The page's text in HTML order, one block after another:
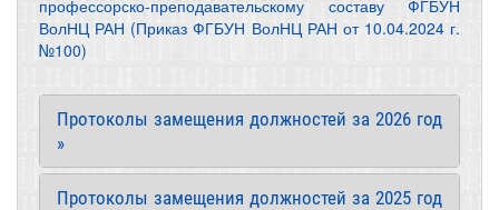
профессорско-преподавательскому составу ФГБУН
ВолНЦ РАН (Приказ ФГБУН ВолНЦ РАН от 10.04.2024 г.
№100)
Протоколы замещения должностей за 2026 год
»
Протоколы замещения должностей за 2025 год